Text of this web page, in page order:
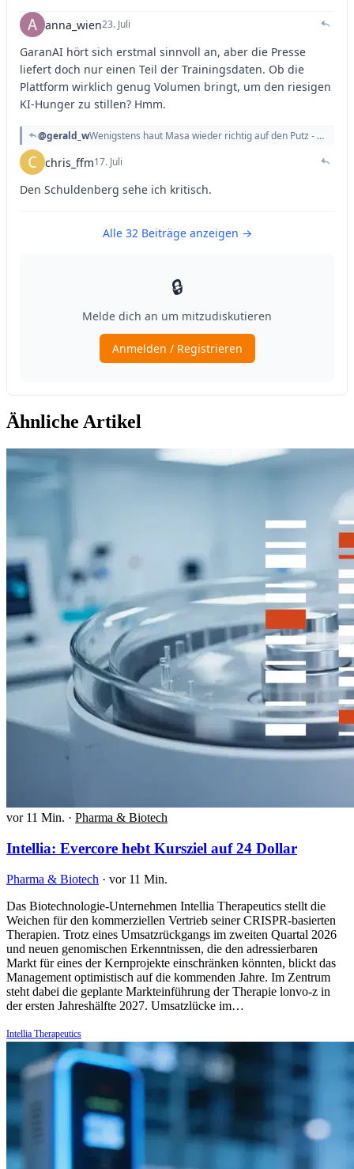
Ähnliche Artikel
vor 11 Min. · Pharma & Biotech
Intellia: Evercore hebt Kursziel auf 24 Dollar
Pharma & Biotech · vor 11 Min.
Das Biotechnologie-Unternehmen Intellia Therapeutics stellt die
Weichen für den kommerziellen Vertrieb seiner CRISPR-basierten
Therapien. Trotz eines Umsatzrückgangs im zweiten Quartal 2026
und neuen genomischen Erkenntnissen, die den adressierbaren
Markt für eines der Kernprojekte einschränken könnten, blickt das
Management optimistisch auf die kommenden Jahre. Im Zentrum
steht dabei die geplante Markteinführung der Therapie lonvo-z in
der ersten Jahreshälfte 2027. Umsatzlücke im…
Intellia Therapeutics